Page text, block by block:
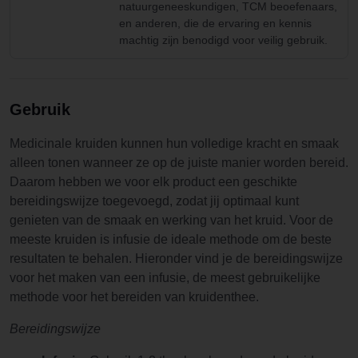
natuurgeneeskundigen, TCM beoefenaars,
en anderen, die de ervaring en kennis
machtig zijn benodigd voor veilig gebruik.
Gebruik
Medicinale kruiden kunnen hun volledige kracht en smaak
alleen tonen wanneer ze op de juiste manier worden bereid.
Daarom hebben we voor elk product een geschikte
bereidingswijze toegevoegd, zodat jij optimaal kunt
genieten van de smaak en werking van het kruid. Voor de
meeste kruiden is infusie de ideale methode om de beste
resultaten te behalen. Hieronder vind je de bereidingswijze
voor het maken van een infusie, de meest gebruikelijke
methode voor het bereiden van kruidenthee.
Bereidingswijze